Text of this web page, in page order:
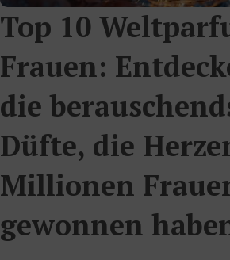
Top 10
Frauen:
die
Düfte, die
Millionen
gewonnen